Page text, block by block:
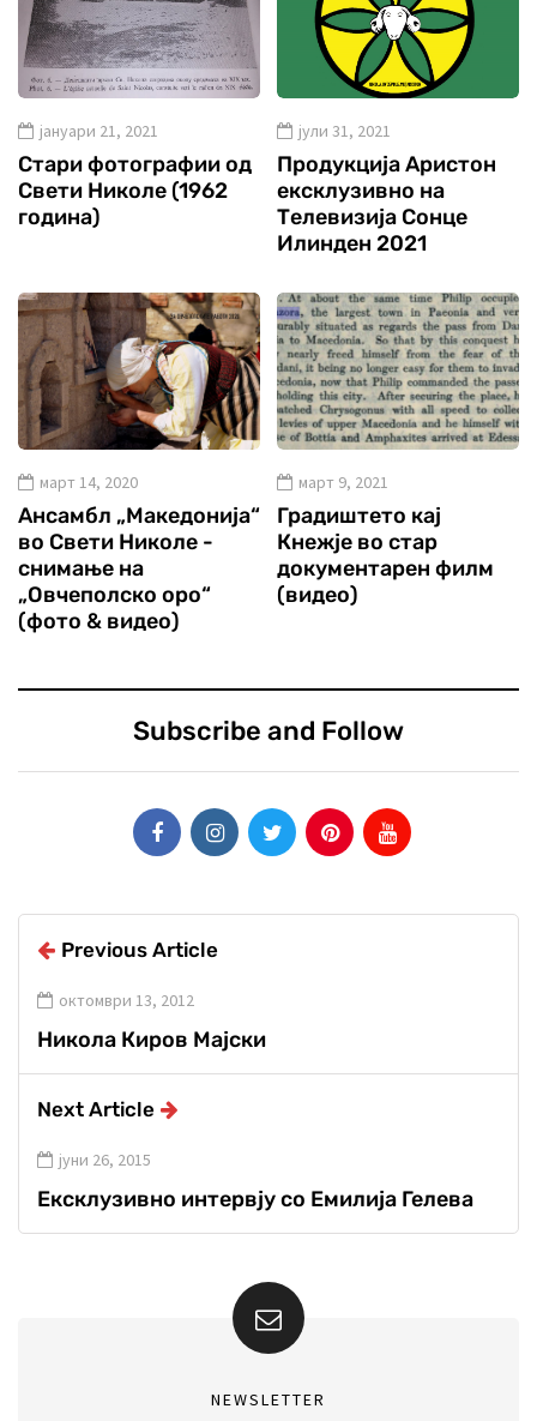
јануари 21, 2021
Стари фотографии од
Свети Николе (1962
година)
јули 31, 2021
Продукција Аристон
ексклузивно на
Телевизија Сонце
Илинден 2021
март 14, 2020
Ансамбл „Македонија“
во Свети Николе -
снимање на
„Овчеполско оро“
(фото & видео)
март 9, 2021
Градиштето кај
Кнежје во стар
документарен филм
(видео)
Subscribe and Follow
Previous Article
октомври 13, 2012
Никола Киров Мајски
Next Article
јуни 26, 2015
Ексклузивно интервју со Емилија Гелева
NEWSLETTER